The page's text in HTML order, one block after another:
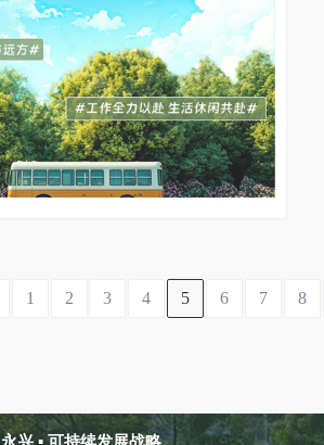
1 2 3 4 5 6 7 8